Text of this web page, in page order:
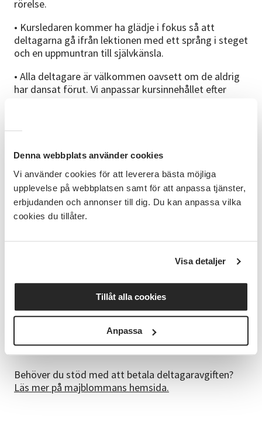
Denna webbplats använder cookies
Vi använder cookies för att leverera bästa möjliga
upplevelse på webbplatsen samt för att anpassa tjänster,
erbjudanden och annonser till dig. Du kan anpassa vilka
cookies du tillåter.
Visa detaljer
Tillåt alla cookies
Anpassa
rörelse.
• Kursledaren kommer ha glädje i fokus så att
deltagarna gå ifrån lektionen med ett språng i steget
och en uppmuntran till självkänsla.
• Alla deltagare är välkommen oavsett om de aldrig
har dansat förut. Vi anpassar kursinnehållet efter
Förkunskaper
Ingen tidigare erfarenhet krävs.
Målgrupp
Bra att veta
Vi är måna om att alla ska trivas i sin dansgrupp, du
har därför möjlighet att prova på första tillfället.
I deltagaravgiften ingår medlemsavgift till föreningen
Dansstudion i Arvika.
Behöver du stöd med att betala deltagaravgiften?
Läs mer på majblommans hemsida.